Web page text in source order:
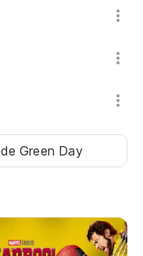
de Green Day